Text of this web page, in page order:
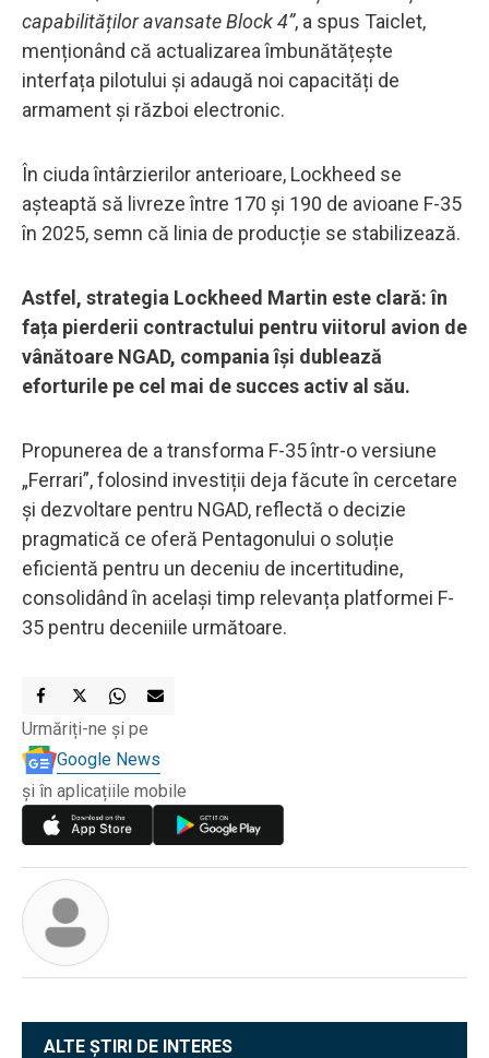
capabilităților avansate Block 4”, a spus Taiclet,
menționând că actualizarea îmbunătățește
interfața pilotului și adaugă noi capacități de
armament și război electronic.
În ciuda întârzierilor anterioare, Lockheed se
așteaptă să livreze între 170 și 190 de avioane F-35
în 2025, semn că linia de producție se stabilizează.
Astfel, strategia Lockheed Martin este clară: în
fața pierderii contractului pentru viitorul avion de
vânătoare NGAD, compania își dublează
eforturile pe cel mai de succes activ al său.
Propunerea de a transforma F-35 într-o versiune
„Ferrari”, folosind investiții deja făcute în cercetare
și dezvoltare pentru NGAD, reflectă o decizie
pragmatică ce oferă Pentagonului o soluție
eficientă pentru un deceniu de incertitudine,
consolidând în același timp relevanța platformei F-
35 pentru deceniile următoare.
Urmăriți-ne și pe
Google News
și în aplicațiile mobile
ALTE ȘTIRI DE INTERES